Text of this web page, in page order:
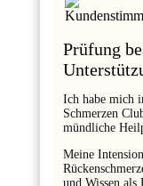
Prüfung
Ich habe mich
Schmerzen
mündliche
Meine
und Wissen